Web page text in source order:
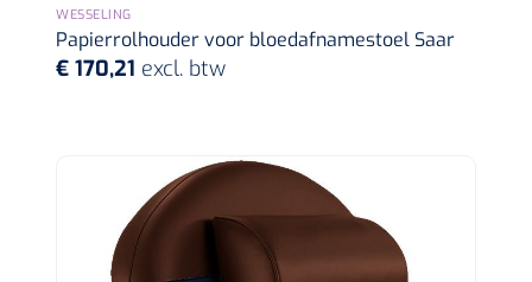
Hydrogel
Siliconen verbanden
Alginaten
WESSELING
Papierrolhouder voor bloedafnamestoel Saar
€ 170,21 excl. btw